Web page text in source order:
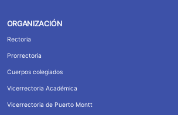
ORGANIZACIÓN
Rectoria
Prorrectoria
Cuerpos colegiados
Vicerrectoria Académica
Vicerrectoria de Puerto Montt